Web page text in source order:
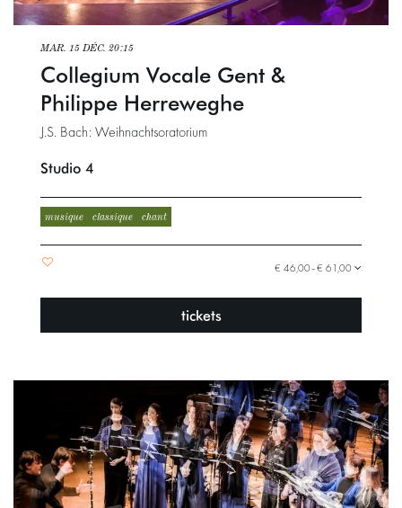
Collegium Vocale Gent &
Philippe Herreweghe
J.S. Bach: Weihnachtsoratorium
MAR. 15 DÉC. 20:15
Studio 4
musique classique chant
€ 46,00–€ 61,00
tickets